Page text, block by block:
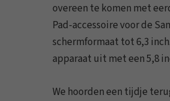
overeen te komen met
Pad-accessoire voor de
schermformaat tot 6,3
apparaat uit met een 5,8
We hoorden een tijdje